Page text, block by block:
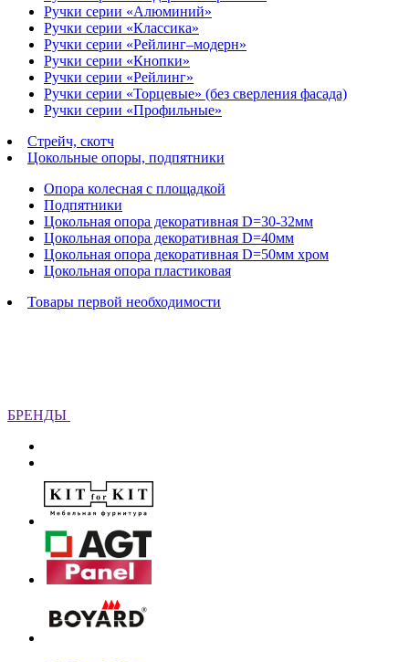
Ручки серии «Алюминий»
Ручки серии «Классика»
Ручки серии «Рейлинг–модерн»
Ручки серии «Кнопки»
Ручки серии «Рейлинг»
Ручки серии «Торцевые» (без сверления фасада)
Ручки серии «Профильные»
Стрейч, скотч
Цокольные опоры, подпятники
Опора колесная с площадкой
Подпятники
Цокольная опора декоративная D=30-32мм
Цокольная опора декоративная D=40мм
Цокольная опора декоративная D=50мм хром
Цокольная опора пластиковая
Товары первой необходимости
БРЕНДЫ